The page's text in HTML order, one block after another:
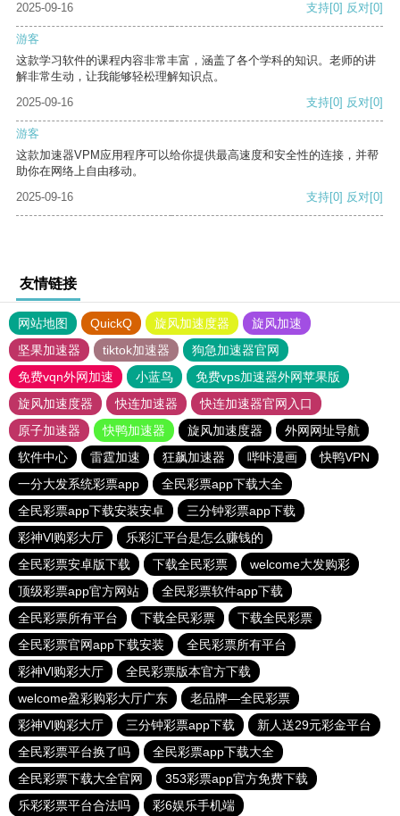
2025-09-16
支持[0] 反对[0]
游客
这款学习软件的课程内容非常丰富，涵盖了各个学科的知识。老师的讲
解非常生动，让我能够轻松理解知识点。
2025-09-16
支持[0] 反对[0]
游客
这款加速器VPM应用程序可以给你提供最高速度和安全性的连接，并帮
助你在网络上自由移动。
2025-09-16
支持[0] 反对[0]
友情链接
网站地图 QuickQ 旋风加速度器
旋风加速
坚果加速器
tiktok加速器
狗急加速器官网
免费vqn外网加速
小蓝鸟
免费vps加速器外网苹果版
旋风加速度器
快连加速器
快连加速器官网入口
原子加速器
快鸭加速器 旋风加速度器
外网网址导航
软件中心
雷霆加速 狂飙加速器 哔咔漫画
快鸭VPN
一分大发系统彩票app
全民彩票app下载大全
全民彩票app下载安装安卓
三分钟彩票app下载
彩神Vl购彩大厅
乐彩汇平台是怎么赚钱的
全民彩票安卓版下载
下载全民彩票
welcome大发购彩
顶级彩票app官方网站
全民彩票软件app下载
全民彩票所有平台
下载全民彩票
下载全民彩票
全民彩票官网app下载安装
全民彩票所有平台
彩神Vl购彩大厅
全民彩票版本官方下载
welcome盈彩购彩大厅广东
老品牌—全民彩票
彩神Vl购彩大厅
三分钟彩票app下载
新人送29元彩金平台
全民彩票平台换了吗
全民彩票app下载大全
全民彩票下载大全官网
353彩票app官方免费下载
乐彩彩票平台合法吗
彩6娱乐手机端